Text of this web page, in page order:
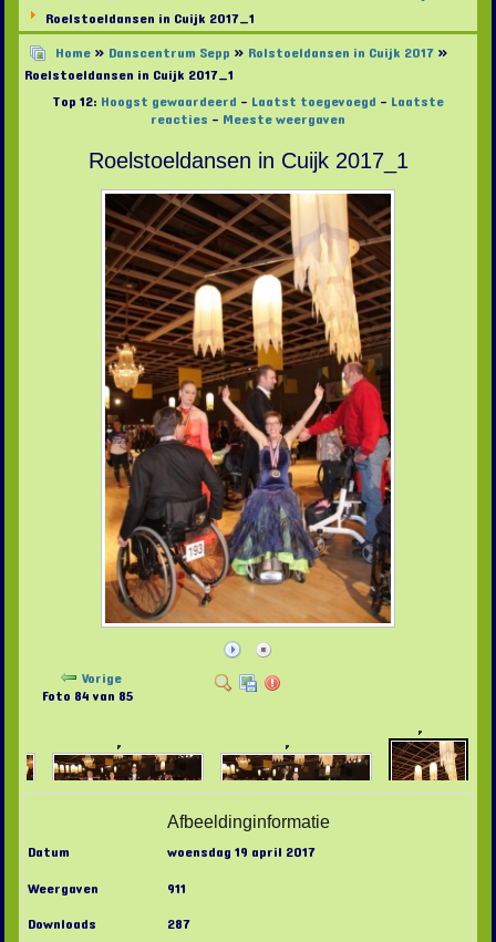
Roelstoeldansen in Cuijk 2017_1
Home» Danscentrum Sepp » Rolstoeldansen in Cuijk 2017»
Roelstoeldansen in Cuijk 2017_1
Top 12: Hoogst gewaardeerd - Laatst toegevoegd - Laatste
reacties - Meeste weergaven
Roelstoeldansen in Cuijk 2017_1
Vorige
Foto 84 van 85
Afbeeldinginformatie
Datum
woensdag 19 april 2017
Weergaven
911
Downloads
287